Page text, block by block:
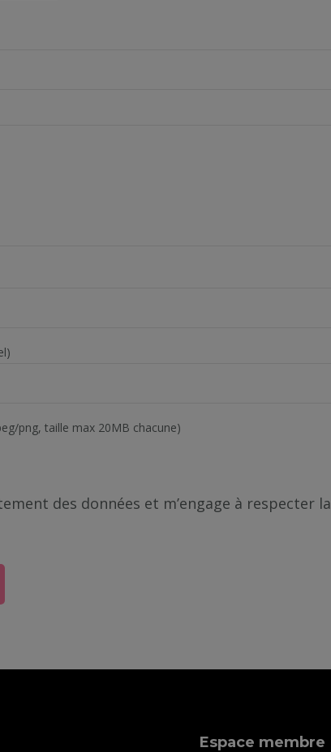
png, taille max 20MB chacune)
des données et m’engage à respecter la
Espace membre